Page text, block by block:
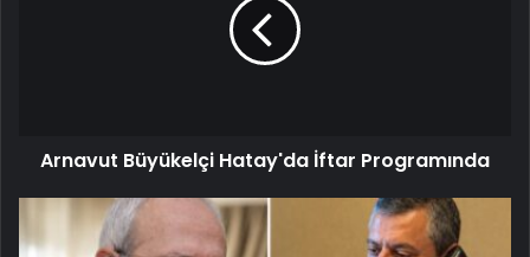
Arnavut Büyükelçi Hatay'da İftar Programında